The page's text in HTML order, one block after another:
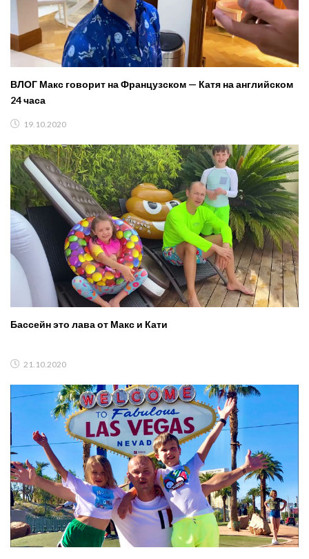
ВЛОГ Макс говорит на Французском — Катя на английском
24 часа
19.10.2020
Бассейн это лава от Макс и Кати
21.10.2020